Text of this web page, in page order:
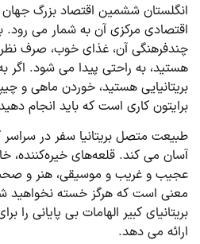
انگلستان ششمین اقتصاد بزرگ
اقتصادی مرکزی آن به شمار می رود.
چندفرهنگی آن، غذای خوب، صرف نظر
هستید، به راحتی پیدا می شود. اگر
بریتانیایی هستید، خوردن ماهی
برایتون کاری است که باید انجام
طبیعت متصل بریتانیا سفر در سراسر
آسان می کند. قلعه‌های خیره‌کننده،
عجیب و غریب و موسیقی، هنر و
معنی است که هرگز خسته نخواهید
بریتانیای کبیر الهامات بی پایانی را
ارائه می دهد.